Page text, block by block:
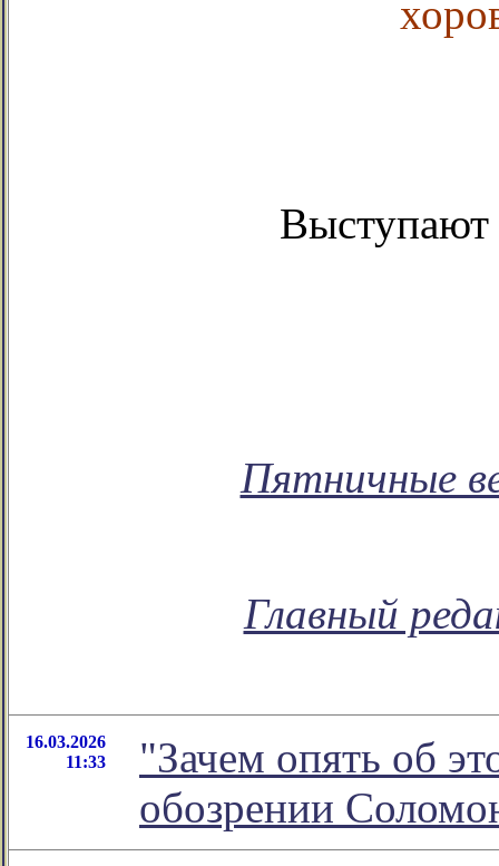
Выступают
Пятничные
Главный
16.03.2026
11:33
"Зачем опять об
обозрении